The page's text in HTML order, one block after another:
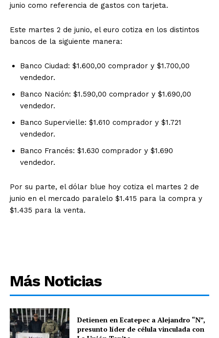
junio como referencia de gastos con tarjeta.
Este martes 2 de junio, el euro cotiza en los distintos
bancos de la siguiente manera:
Banco Ciudad: $1.600,00 comprador y $1.700,00
vendedor.
Banco Nación: $1.590,00 comprador y $1.690,00
vendedor.
Banco Supervielle: $1.610 comprador y $1.721
vendedor.
Banco Francés: $1.630 comprador y $1.690
vendedor.
Por su parte, el dólar blue hoy cotiza el martes 2 de
junio en el mercado paralelo $1.415 para la compra y
$1.435 para la venta.
Más Noticias
Detienen en Ecatepec a Alejandro “N”,
presunto líder de célula vinculada con